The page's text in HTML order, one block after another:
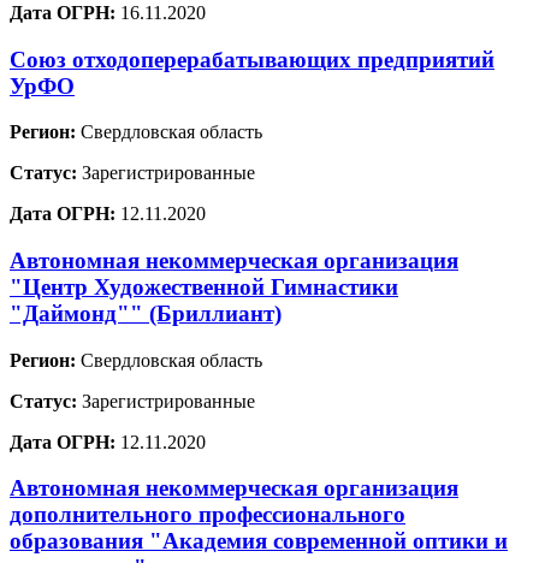
Дата ОГРН: 16.11.2020
Союз отходоперерабатывающих предприятий
УрФО
Регион: Свердловская область
Статус: Зарегистрированные
Дата ОГРН: 12.11.2020
Автономная некоммерческая организация
"Центр Художественной Гимнастики
"Даймонд"" (Бриллиант)
Регион: Свердловская область
Статус: Зарегистрированные
Дата ОГРН: 12.11.2020
Автономная некоммерческая организация
дополнительного профессионального
образования "Академия современной оптики и